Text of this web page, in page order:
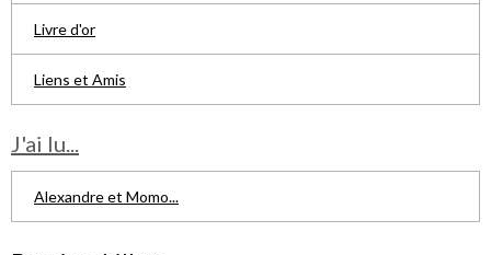
Livre d'or
Liens et Amis
J'ai lu...
Alexandre et Momo...